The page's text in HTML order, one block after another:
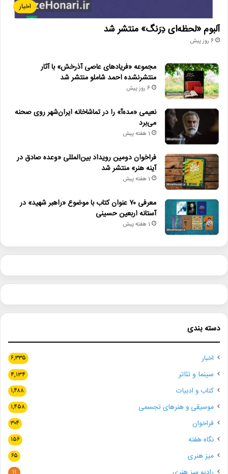
اخبار
آلبوم «لحظه‌ای دِرَنگ» منتشر شد
6 روز پیش
مجموعه «فریادهای عاصی آذرخش» با آثار
منتشرنشده احمد شاملو منتشر شد
6 روز پیش
نعیمی «مده‌آ» را در تماشاخانه ایران‌شهر روی صحنه
می‌برد
1 هفته پیش
فراخوان دومین رویداد بین‌المللی «وعده صادق در
آینه هنر» منتشر شد
1 هفته پیش
معرفی ۷۰ عنوان کتاب با موضوع «راهبر شهید» در
آستانه اربعین حسینی
1 هفته پیش
دسته بندی
اخبار ۶,۳۳۵
سینما و تئاتر ۴,۱۳۴
کتاب و ادبیات ۱,۴۸۸
موسیقی و هنرهای تجسمی ۱,۴۵۸
فراخوان ۳۰۴
نگاه هفته ۱۵۶
میز هنری ۶۵